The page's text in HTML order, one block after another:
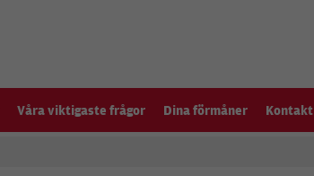
Våra viktigaste frågor Dina förmåner Kontakt